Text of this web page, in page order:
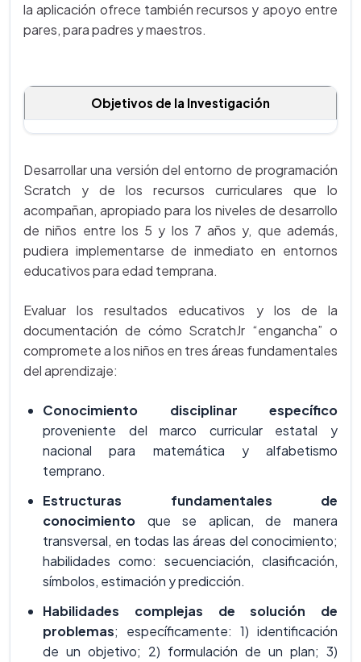
la aplicación ofrece también recursos y apoyo entre
pares, para padres y maestros.
Objetivos de la Investigación
Desarrollar una versión del entorno de programación
Scratch y de los recursos curriculares que lo
acompañan, apropiado para los niveles de desarrollo
de niños entre los 5 y los 7 años y, que además,
pudiera implementarse de inmediato en entornos
educativos para edad temprana.
Evaluar los resultados educativos y los de la
documentación de cómo ScratchJr “engancha” o
compromete a los niños en tres áreas fundamentales
del aprendizaje:
Conocimiento disciplinar específico
proveniente del marco curricular estatal y
nacional para matemática y alfabetismo
temprano.
Estructuras fundamentales de
conocimiento que se aplican, de manera
transversal, en todas las áreas del conocimiento;
habilidades como: secuenciación, clasificación,
símbolos, estimación y predicción.
Habilidades complejas de solución de
problemas; específicamente: 1) identificación
de un objetivo; 2) formulación de un plan; 3)